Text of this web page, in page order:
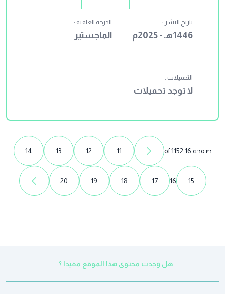
تاريخ النشر :
1446هـ - 2025م
الدرجة العلمية :
الماجستير
التحميلات :
لا توجد تحميلات
صفحة 16 of 1152 11
12
13
14
15
16
17
18
19
20
هل وجدت محتوى هذا الموقع مفيدا ؟